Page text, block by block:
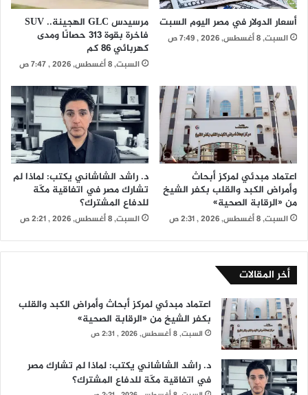
أسعار الدولار في مصر اليوم السبت
السبت, 8 أغسطس, 2026 , 7:49 ص
مرسيدس GLC الهجينة.. SUV
فاخرة بقوة 313 حصانًا ومدى
كهربائي 86 كم
السبت, 8 أغسطس, 2026 , 7:47 ص
اعتماد مبدئي لمركز أبحاث
وأمراض الكبد والقلب بكفر الشيخ
من «الرقابة الصحية»
السبت, 8 أغسطس, 2026 , 2:31 ص
د. راشد الشاشاني يكتب: لماذا لم
تشارك مصر في اتفاقية مكّة
للدفاع المشترك؟
السبت, 8 أغسطس, 2026 , 2:21 ص
أخر المقالات
اعتماد مبدئي لمركز أبحاث وأمراض الكبد والقلب
بكفر الشيخ من «الرقابة الصحية»
السبت, 8 أغسطس, 2026 , 2:31 ص
د. راشد الشاشاني يكتب: لماذا لم تشارك مصر
في اتفاقية مكّة للدفاع المشترك؟